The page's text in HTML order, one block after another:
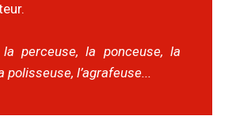
perceuse, la ponceuse, la
polisseuse, l’agrafeuse...